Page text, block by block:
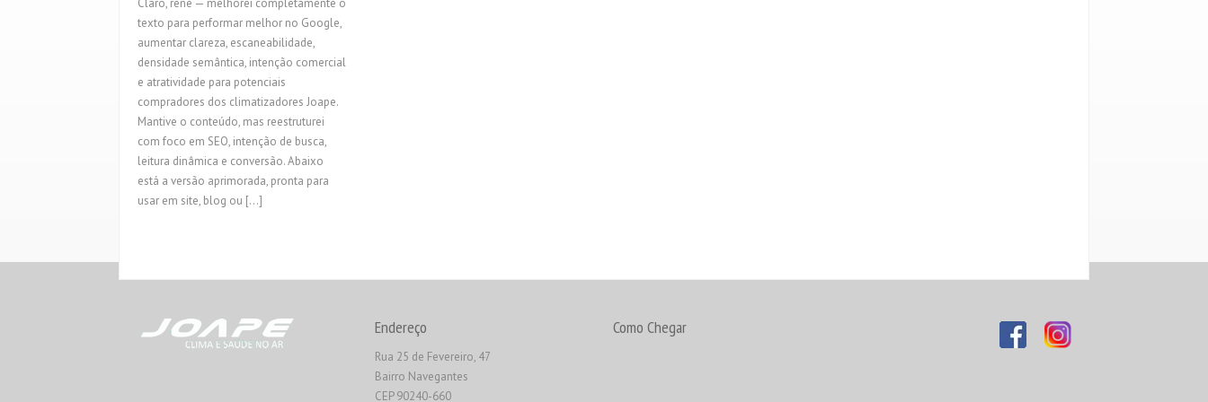
Claro, rene — melhorei completamente o
texto para performar melhor no Google,
aumentar clareza, escaneabilidade,
densidade semântica, intenção comercial
e atratividade para potenciais
compradores dos climatizadores Joape.
Mantive o conteúdo, mas reestruturei
com foco em SEO, intenção de busca,
leitura dinâmica e conversão. Abaixo
está a versão aprimorada, pronta para
usar em site, blog ou […]
Endereço
Rua 25 de Fevereiro, 47
Bairro Navegantes
CEP 90240-660
Como Chegar